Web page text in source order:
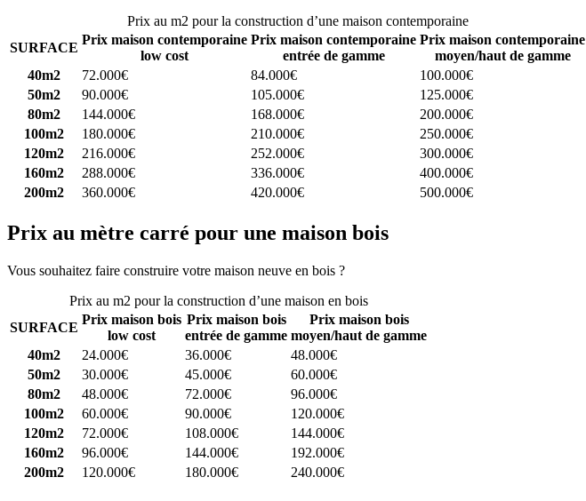
Prix au m2 pour la construction d’une maison contemporaine
SURFACE
Prix maison contemporaine
low cost
Prix maison contemporaine
entrée de gamme
Prix maison contemporaine
moyen/haut de gamme
40m2
72.000€ 84.000€
100.000€
50m2
90.000€ 105.000€
125.000€
80m2
144.000€ 168.000€
200.000€
100m2
180.000€ 210.000€
250.000€
120m2
216.000€ 252.000€
300.000€
160m2
288.000€ 336.000€
400.000€
200m2
360.000€ 420.000€ 500.000€
Prix au mètre carré pour une maison bois
Vous souhaitez faire construire votre maison neuve en bois ?
Prix au m2 pour la construction d’une maison en bois
SURFACE
Prix maison bois
low cost
Prix maison bois
entrée de gamme
Prix maison bois
moyen/haut de gamme
40m2
24.000€ 36.000€
48.000€
50m2
30.000€ 45.000€
60.000€
80m2
48.000€ 72.000€
96.000€
100m2
60.000€ 90.000€
120.000€
120m2
72.000€ 108.000€
144.000€
160m2
96.000€ 144.000€
192.000€
200m2
120.000€ 180.000€ 240.000€